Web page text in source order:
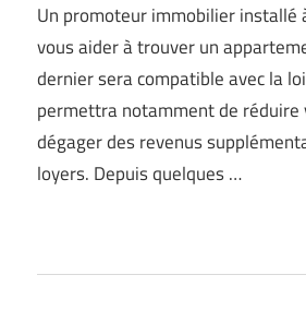
Un promoteur immobilier installé
vous aider à trouver un
dernier sera compatible avec la
permettra notamment de réduire
dégager des revenus
loyers. Depuis quelques …